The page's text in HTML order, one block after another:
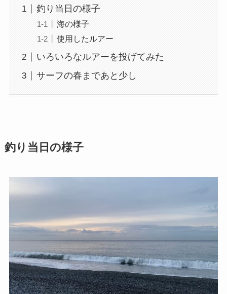
釣り当日の様子
海の様子
使用したルアー
いろいろなルアーを投げてみた
サーフの春まであと少し
釣り当日の様子